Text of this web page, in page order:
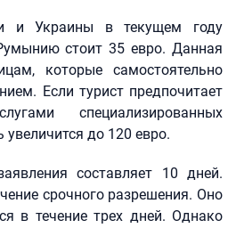
и Украины в текущем году
стоит 35 евро. Данная
которые самостоятельно
Если турист предпочитает
специализированных
увеличится до 120 евро.
составляет 10 дней.
срочного разрешения. Оно
в течение трех дней. Однако